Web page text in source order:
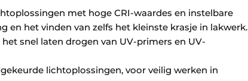
met hoge CRI-waardes en instelbare
het vinden van zelfs het kleinste krasje in lakwerk.
snel laten drogen van UV-primers en UV-
lichtoplossingen, voor veilig werken in